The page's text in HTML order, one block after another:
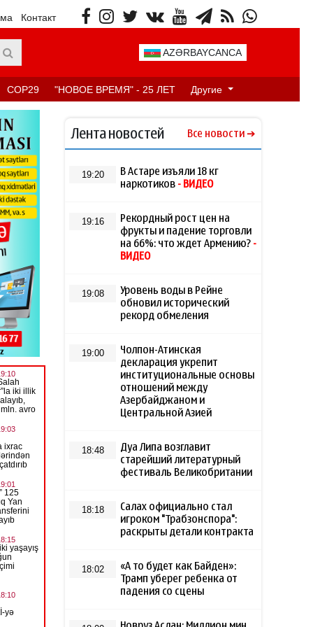
Контакт
AZƏRBAYCANCA
COP29 "НОВОЕ ВРЕМЯ" - 25 ЛЕТ Другие
Лента новостей Все новости
19:20
В Астаре изъяли 18 кг
наркотиков - ВИДЕО
19:16
Рекордный рост цен на
фрукты и падение торговли
на 66%: что ждет Армению? -
ВИДЕО
19:08
Уровень воды в Рейне
обновил исторический
рекорд обмеления
19:00
Чолпон-Атинская
декларация укрепит
институциональные основы
отношений между
Азербайджаном и
Центральной Азией
18:48
Дуа Липа возглавит
старейший литературный
фестиваль Великобритании
18:18
Салах официально стал
игроком "Трабзонспора":
раскрыты детали контракта
18:02
«А то будет как Байден»:
Трамп уберег ребенка от
падения со сцены